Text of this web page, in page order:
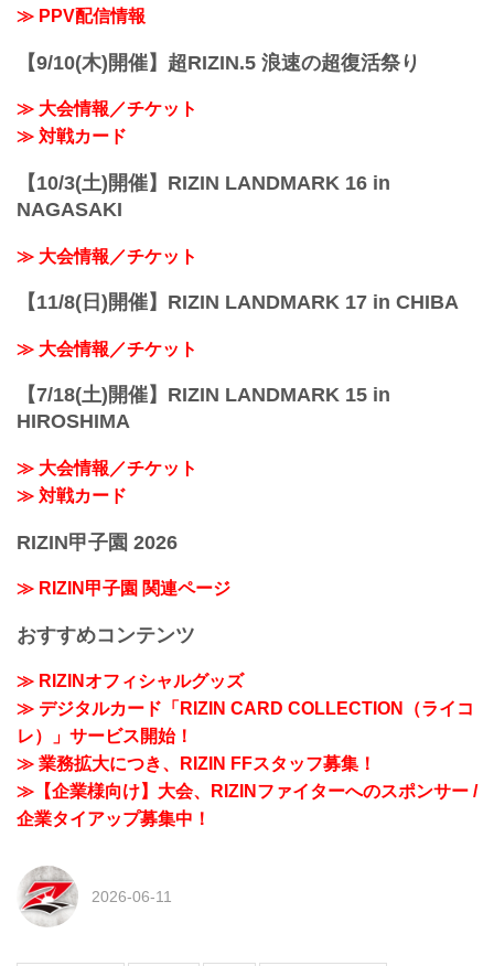
≫ PPV配信情報
【9/10(木)開催】超RIZIN.5 浪速の超復活祭り
≫ 大会情報／チケット
≫ 対戦カード
【10/3(土)開催】RIZIN LANDMARK 16 in
NAGASAKI
≫ 大会情報／チケット
【11/8(日)開催】RIZIN LANDMARK 17 in CHIBA
≫ 大会情報／チケット
【7/18(土)開催】RIZIN LANDMARK 15 in
HIROSHIMA
≫ 大会情報／チケット
≫ 対戦カード
RIZIN甲子園 2026
≫ RIZIN甲子園 関連ページ
おすすめコンテンツ
≫ RIZINオフィシャルグッズ
≫ デジタルカード「RIZIN CARD COLLECTION（ライコ
レ）」サービス開始！
≫ 業務拡大につき、RIZIN FFスタッフ募集！
≫【企業様向け】大会、RIZINファイターへのスポンサー /
企業タイアップ募集中！
2026-06-11